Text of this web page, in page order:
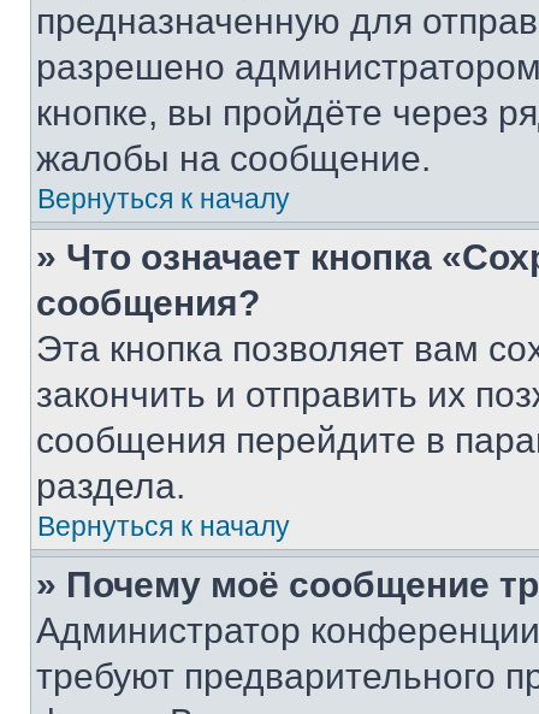
предназначенную для
разрешено
кнопке, вы пройдёте через
жалобы на сообщение.
Вернуться к началу
» Что означает кнопка
сообщения?
Эта кнопка позволяет вам
закончить и отправить их
сообщения перейдите в
раздела.
Вернуться к началу
» Почему моё сообщение
Администратор
требуют предварительного